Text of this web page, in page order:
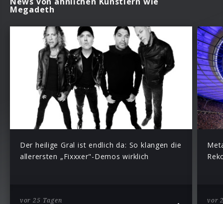
Megadeth
Der heilige Gral ist endlich da: So klangen die
allerersten „Fixxxer"-Demos wirklich
vor 25 Tagen vor